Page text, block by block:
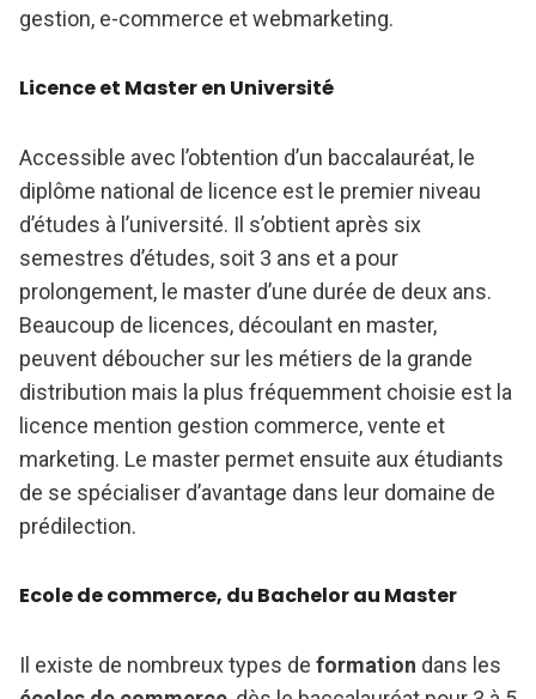
gestion, e-commerce et webmarketing.
Licence et Master en Université
Accessible avec l’obtention d’un baccalauréat, le
diplôme national de licence est le premier niveau
d’études à l’université. Il s’obtient après six
semestres d’études, soit 3 ans et a pour
prolongement, le master d’une durée de deux ans.
Beaucoup de licences, découlant en master,
peuvent déboucher sur les métiers de la grande
distribution mais la plus fréquemment choisie est la
licence mention gestion commerce, vente et
marketing. Le master permet ensuite aux étudiants
de se spécialiser d’avantage dans leur domaine de
prédilection.
Ecole de commerce, du Bachelor au Master
Il existe de nombreux types de formation dans les